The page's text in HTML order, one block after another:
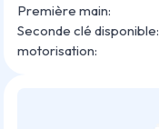
Première main:
Seconde clé disponible:
motorisation: